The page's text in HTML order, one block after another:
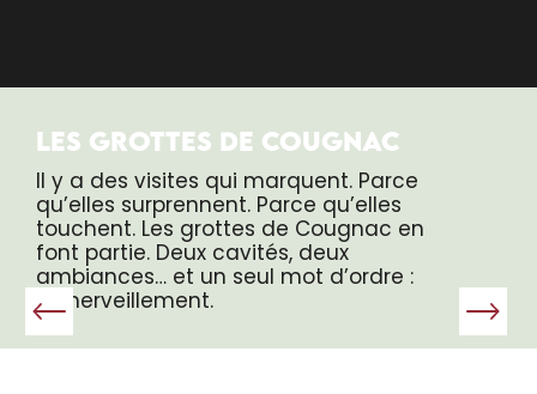
LES GROTTES DE COUGNAC
Il y a des visites qui marquent. Parce
qu’elles surprennent. Parce qu’elles
touchent. Les grottes de Cougnac en
font partie. Deux cavités, deux
ambiances… et un seul mot d’ordre :
l’émerveillement.